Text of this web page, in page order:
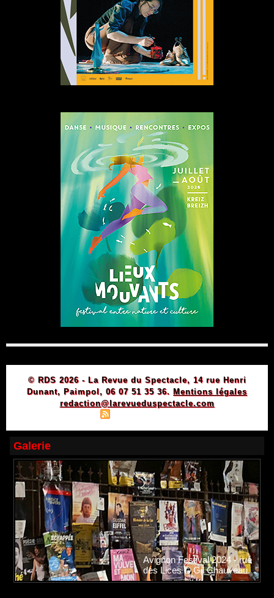
© RDS 2026 - La Revue du Spectacle, 14 rue Henri
Dunant, Paimpol, 06 07 51 35 36. Mentions légales
redaction@larevueduspectacle.com
Galerie
Avignon Festival 2024 - rue
des Lices © Gil Chauveau.